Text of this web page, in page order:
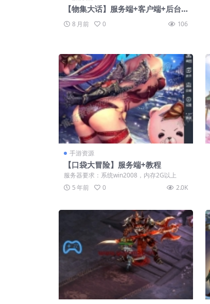
【物集大话】服务端+客户端+后台
8 月前 0 106
手游资源
【口袋大冒险】服务端+教程
服务器要求：系统win2008，内存2G以上
5 年前
0 2.0K